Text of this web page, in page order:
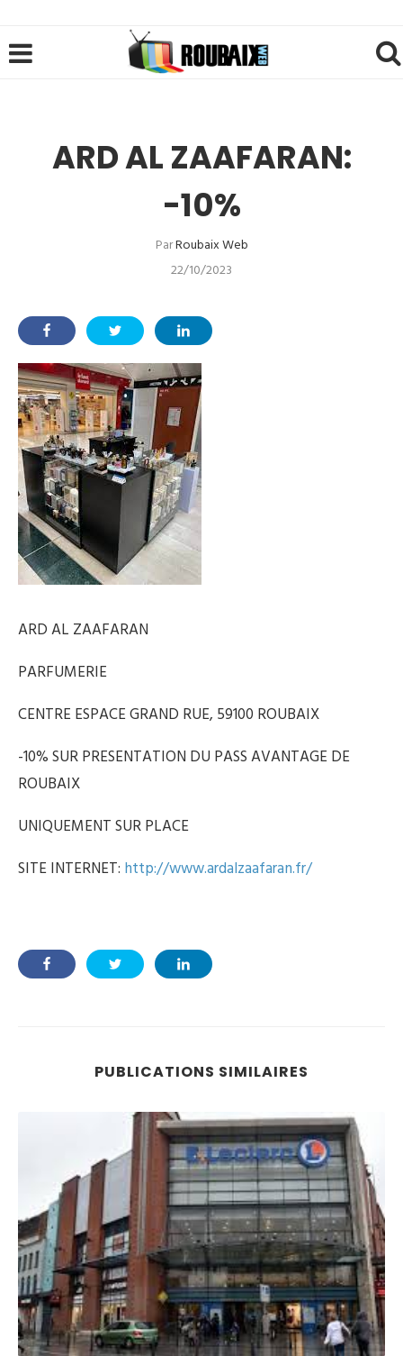
ARD AL ZAAFARAN:
-10%
ParRoubaix Web
22/10/2023
ARD AL ZAAFARAN
PARFUMERIE
CENTRE ESPACE GRAND RUE, 59100 ROUBAIX
-10% SUR PRESENTATION DU PASS AVANTAGE DE
ROUBAIX
UNIQUEMENT SUR PLACE
SITE INTERNET: http://www.ardalzaafaran.fr/
PUBLICATIONS SIMILAIRES